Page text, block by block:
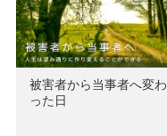
被害者から当事者へ変わ
った日